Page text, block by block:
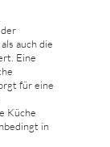
auch die
Eine
für eine
Küche
in